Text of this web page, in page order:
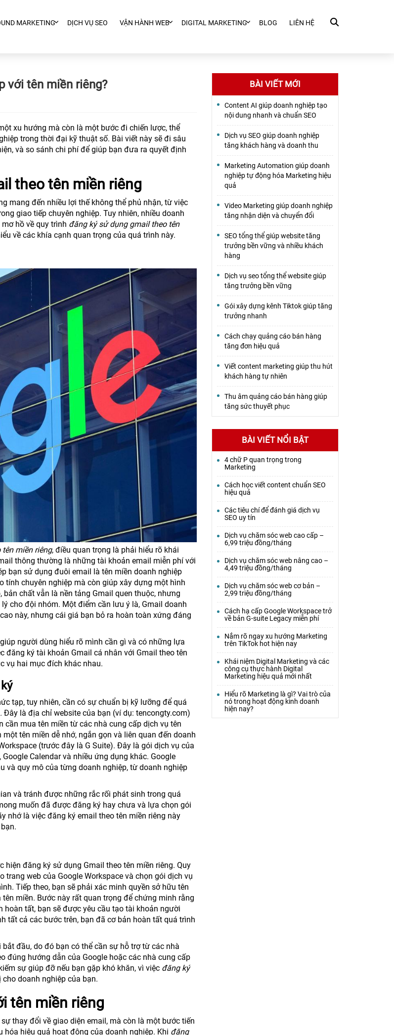
MARKETING DỊCH VỤ SEO VẬN HÀNH WEB DIGITAL MARKETING BLOG LIÊN HỆ
với tên miền riêng?
xu hướng mà còn là một bước đi chiến lược, thể
trong thời đại kỹ thuật số. Bài viết này sẽ đi sâu
và so sánh chi phí để giúp bạn đưa ra quyết định
theo tên miền riêng
mang đến nhiều lợi thế không thể phủ nhận, từ việc
giao tiếp chuyên nghiệp. Tuy nhiên, nhiều doanh
hồ về quy trình đăng ký sử dụng gmail theo tên
về các khía cạnh quan trọng của quá trình này.
miền riêng, điều quan trọng là phải hiểu rõ khái
thông thường là những tài khoản email miễn phí với
bạn sử dụng đuôi email là tên miền doanh nghiệp
tính chuyên nghiệp mà còn giúp xây dựng một hình
chất vẫn là nền tảng Gmail quen thuộc, nhưng
cho đội nhóm. Một điểm cần lưu ý là, Gmail doanh
này, nhưng cái giá bạn bỏ ra hoàn toàn xứng đáng
người dùng hiểu rõ mình cần gì và có những lựa
ký tài khoản Gmail cá nhân với Gmail theo tên
vụ hai mục đích khác nhau.
tạp, tuy nhiên, cần có sự chuẩn bị kỹ lưỡng để quá
là địa chỉ website của bạn (ví dụ: tencongty.com)
mua tên miền từ các nhà cung cấp dịch vụ tên
tên miền dễ nhớ, ngắn gọn và liên quan đến doanh
(trước đây là G Suite). Đây là gói dịch vụ của
Calendar và nhiều ứng dụng khác. Google
và quy mô của từng doanh nghiệp, từ doanh nghiệp
và tránh được những rắc rối phát sinh trong quá
muốn đã được đăng ký hay chưa và lựa chọn gói
nhớ là việc đăng ký email theo tên miền riêng này
đăng ký sử dụng Gmail theo tên miền riêng. Quy
web của Google Workspace và chọn gói dịch vụ
Tiếp theo, bạn sẽ phải xác minh quyền sở hữu tên
miền. Bước này rất quan trọng để chứng minh rằng
tất, bạn sẽ được yêu cầu tạo tài khoản người
tất cả các bước trên, bạn đã cơ bản hoàn tất quá trình
đầu, do đó bạn có thể cần sự hỗ trợ từ các nhà
đúng hướng dẫn của Google hoặc các nhà cung cấp
sự giúp đỡ nếu bạn gặp khó khăn, vì việc đăng ký
doanh nghiệp của bạn.
tên miền riêng
thay đổi về giao diện email, mà còn là một bước tiến
hiệu quả hoạt động của doanh nghiệp. Khi đăng
BÀI VIẾT MỚI
Content AI giúp doanh nghiệp tạo
nội dung nhanh và chuẩn SEO
Dịch vụ SEO giúp doanh nghiệp
tăng khách hàng và doanh thu
Marketing Automation giúp doanh
nghiệp tự động hóa Marketing hiệu
quả
Video Marketing giúp doanh nghiệp
tăng nhận diện và chuyển đổi
SEO tổng thể giúp website tăng
trưởng bền vững và nhiều khách
hàng
Dịch vụ seo tổng thể website giúp
tăng trưởng bền vững
Gói xây dựng kênh Tiktok giúp tăng
trưởng nhanh
Cách chạy quảng cáo bán hàng
tăng đơn hiệu quả
Viết content marketing giúp thu hút
khách hàng tự nhiên
Thu âm quảng cáo bán hàng giúp
tăng sức thuyết phục
BÀI VIẾT NỔI BẬT
4 chữ P quan trọng trong
Marketing
Cách học viết content chuẩn SEO
hiệu quả
Các tiêu chí để đánh giá dịch vụ
SEO uy tín
Dịch vụ chăm sóc web cao cấp –
6,99 triệu đồng/tháng
Dịch vụ chăm sóc web nâng cao –
4,49 triệu đồng/tháng
Dịch vụ chăm sóc web cơ bản –
2,99 triệu đồng/tháng
Cách hạ cấp Google Workspace trở
về bản G-suite Legacy miễn phí
Nắm rõ ngay xu hướng Marketing
trên TikTok hot hiện nay
Khái niệm Digital Marketing và các
công cụ thực hành Digital
Marketing hiệu quả mới nhất
Hiểu rõ Marketing là gì? Vai trò của
nó trong hoạt động kinh doanh
hiện nay?